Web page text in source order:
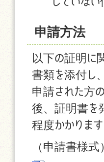
申請方法
以下の証明に
書類を添付し
申請された方
後、証明書を
程度かかります
（申請書様式